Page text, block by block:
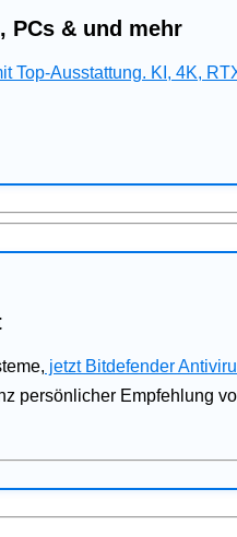
PCs & und mehr
Top-Ausstattung. KI, 4K,
jetzt Bitdefender
persönlicher Empfehlung